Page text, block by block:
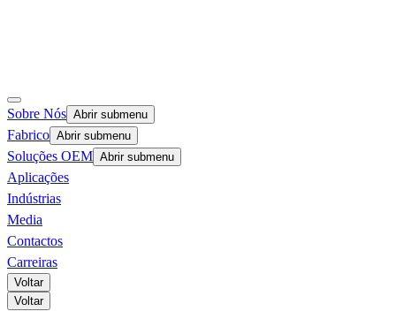
Sobre Nós Abrir submenu
Fabrico Abrir submenu
Soluções OEM Abrir submenu
Aplicações
Indústrias
Media
Contactos
Carreiras
Voltar
Voltar